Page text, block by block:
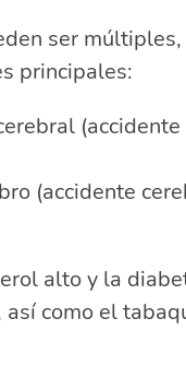
ser
principales:
(accidente
alto y la
como el